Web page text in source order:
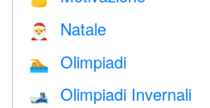
🎅 Natale
🏊 Olimpiadi
🎿 Olimpiadi Invernali